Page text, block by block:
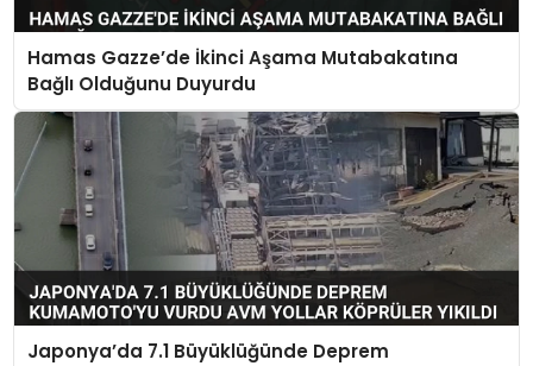
Hamas Gazze’de İkinci Aşama Mutabakatına
Bağlı Olduğunu Duyurdu
Japonya’da 7.1 Büyüklüğünde Deprem